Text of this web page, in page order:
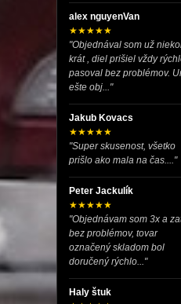
alex nguyenVan
★★★★★
"Objednával som už
krát , diel prišiel vždy
pasoval bez problémov.
ešte obj..."
Jakub Kovacs
★★★★★
"Super skusenost, všetko
prišlo ako mala na čas...."
Peter Jackulík
★★★★★
"Objednávam som 3x a
bez problémov, tovar
označený skladom bol
doručený rýchlo..."
Haly štuk